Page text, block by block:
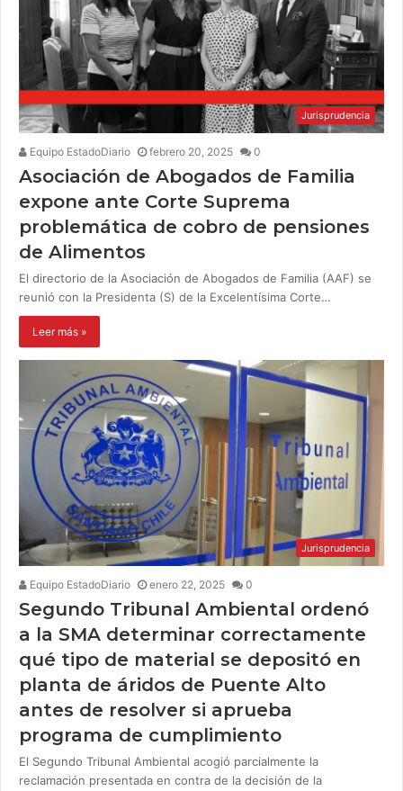
Jurisprudencia
Equipo EstadoDiario febrero 20, 2025 0
Asociación de Abogados de Familia
expone ante Corte Suprema
problemática de cobro de pensiones
de Alimentos
El directorio de la Asociación de Abogados de Familia (AAF) se
reunió con la Presidenta (S) de la Excelentísima Corte…
Leer más »
Jurisprudencia
Equipo EstadoDiario enero 22, 2025 0
Segundo Tribunal Ambiental ordenó
a la SMA determinar correctamente
qué tipo de material se depositó en
planta de áridos de Puente Alto
antes de resolver si aprueba
programa de cumplimiento
El Segundo Tribunal Ambiental acogió parcialmente la
reclamación presentada en contra de la decisión de la